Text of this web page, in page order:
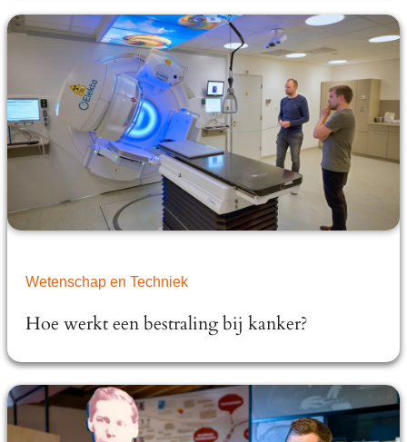
Wetenschap en Techniek
Hoe werkt een bestraling bij kanker?